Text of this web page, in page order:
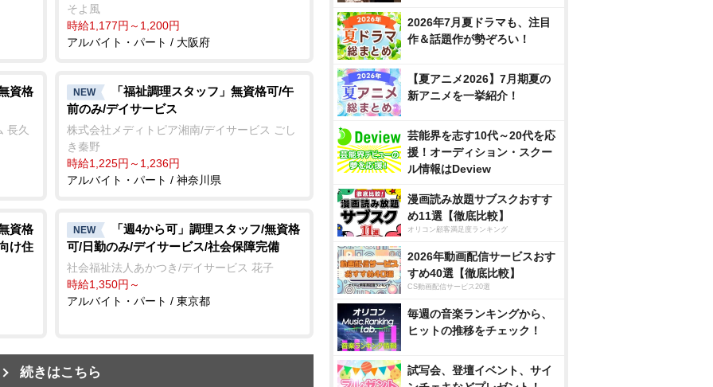
そよ風
時給1,177円～1,200円
アルバイト・パート / 大阪府
資格
長久
NEW
「福祉調理スタッフ」無資格可/午
前のみ/デイサービス
株式会社メディトピア湘南/デイサービス ごし
き秦野
時給1,225円～1,236円
アルバイト・パート / 神奈川県
資格
け住
NEW
「週4から可」調理スタッフ/無資格
可/日勤のみ/デイサービス/社会保障完備
社会福祉法人あかつき/デイサービス 花子
時給1,350円～
アルバイト・パート / 東京都
続きはこちら
2026年7月夏ドラマも、注目
作＆話題作が勢ぞろい！
【夏アニメ2026】7月期夏の
新アニメを一挙紹介！
芸能界を志す10代～20代を応
援！オーディション・スクー
ル情報はDeview
漫画読み放題サブスクおすす
め11選【徹底比較】
オリコン顧客満足度ランキング
2026年動画配信サービスおす
すめ40選【徹底比較】
CS動画配信サービス20選
毎週の音楽ランキングから、
ヒットの推移をチェック！
試写会、登壇イベント、サイ